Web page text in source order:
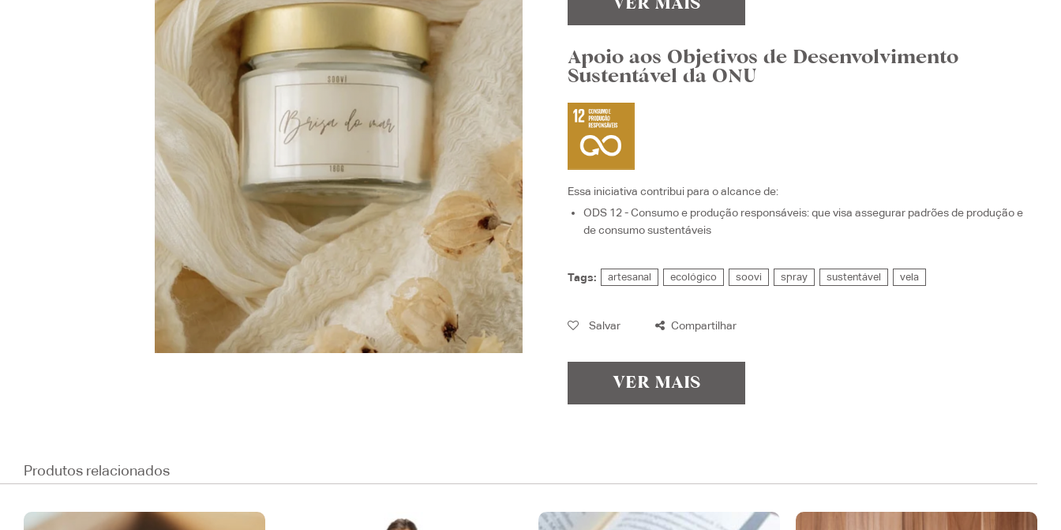
VER MAIS
Apoio aos Objetivos de Desenvolvimento
Sustentável da ONU
Essa iniciativa contribui para o alcance de:
ODS 12 - Consumo e produção responsáveis: que visaassegurar padrões de produção e
de consumo sustentáveis
Tags: artesanal ecológico soovi spray sustentável vela
Salvar Compartilhar
VER MAIS
Produtos relacionados